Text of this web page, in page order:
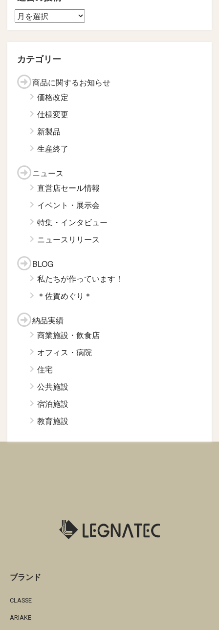
カテゴリー
商品に関するお知らせ
価格改定
仕様変更
新製品
生産終了
ニュース
直営店セール情報
イベント・展示会
特集・インタビュー
ニュースリリース
BLOG
私たちが作っています！
＊佐賀めぐり＊
納品実績
商業施設・飲食店
オフィス・病院
住宅
公共施設
宿泊施設
教育施設
ブランド
CLASSE
ARIAKE